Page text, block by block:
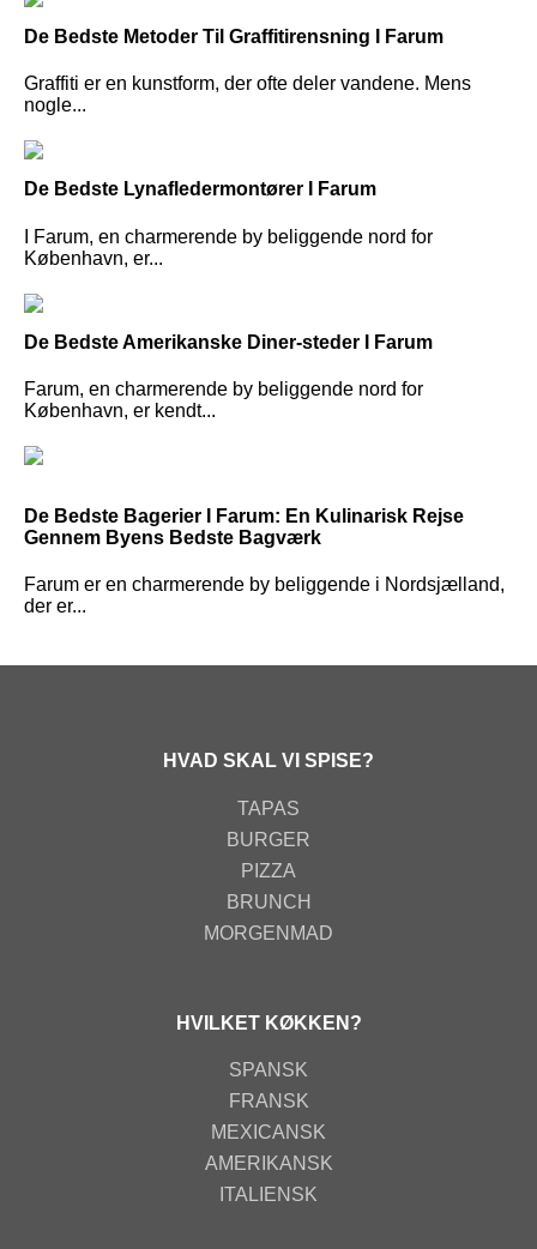
De Bedste Metoder Til Graffitirensning I Farum
Graffiti er en kunstform, der ofte deler vandene. Mens
nogle...
De Bedste Lynafledermontører I Farum
I Farum, en charmerende by beliggende nord for
København, er...
De Bedste Amerikanske Diner-steder I Farum
Farum, en charmerende by beliggende nord for
København, er kendt...
De Bedste Bagerier I Farum: En Kulinarisk Rejse
Gennem Byens Bedste Bagværk
Farum er en charmerende by beliggende i Nordsjælland,
der er...
HVAD SKAL VI SPISE?
TAPAS
BURGER
PIZZA
BRUNCH
MORGENMAD
HVILKET KØKKEN?
SPANSK
FRANSK
MEXICANSK
AMERIKANSK
ITALIENSK